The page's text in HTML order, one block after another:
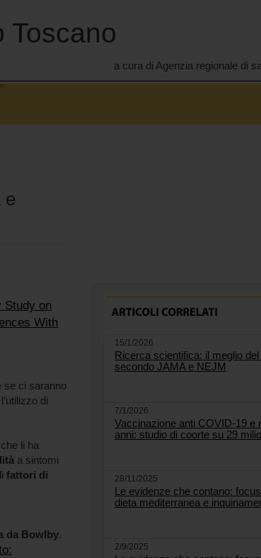
Toscano
a cura di Agenzia regionale di
e
Study on
With
se ci saranno
di
li ha
a sintomi
fattori di
da Bowlby.
15/1/2026
Ricerca scientifica: il meglio del
secondo JAMA e NEJM
7/1/2026
Vaccinazione anti COVID-19 e
anni: studio di coorte su 29
28/11/2025
Le evidenze che contano:
dieta mediterranea e
2/9/2025